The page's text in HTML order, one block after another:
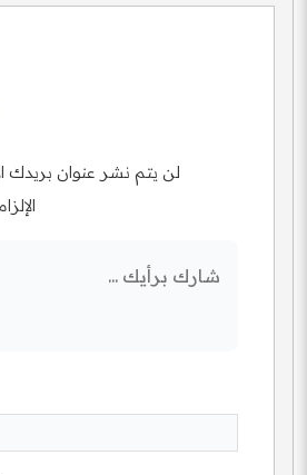
لن يتم نشر عنوان بريدك